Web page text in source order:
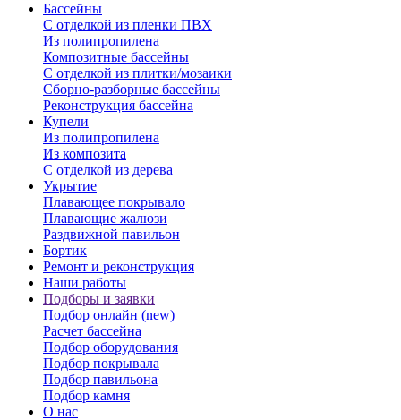
Бассейны
С отделкой из пленки ПВХ
Из полипропилена
Композитные бассейны
С отделкой из плитки/мозаики
Сборно-разборные бассейны
Реконструкция бассейна
Купели
Из полипропилена
Из композита
С отделкой из дерева
Укрытие
Плавающее покрывало
Плавающие жалюзи
Раздвижной павильон
Бортик
Ремонт и реконструкция
Наши работы
Подборы и заявки
Подбор онлайн (new)
Расчет бассейна
Подбор оборудования
Подбор покрывала
Подбор павильона
Подбор камня
О нас